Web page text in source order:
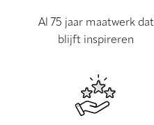
Al 75 jaar maatwerk dat
blijft inspireren